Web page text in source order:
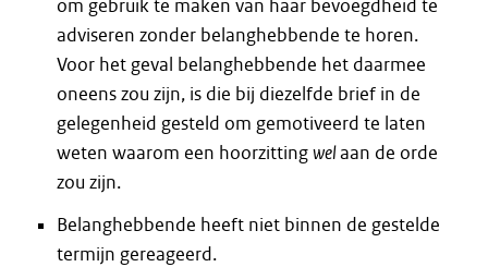
om gebruik te maken van haar bevoegdheid te
adviseren zonder belanghebbende te horen.
Voor het geval belanghebbende het daarmee
oneens zou zijn, is die bij diezelfde brief in de
gelegenheid gesteld om gemotiveerd te laten
weten waarom een hoorzittingwelaan de orde
zou zijn.
Belanghebbende heeft niet binnen de gestelde
termijn gereageerd.